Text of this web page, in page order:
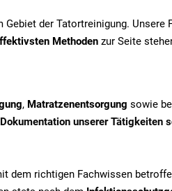
der Tatortreinigung. Unsere
Methoden zur Seite
, Matratzenentsorgung sowie
Dokumentation unserer Tätigkeiten
dem richtigen Fachwissen